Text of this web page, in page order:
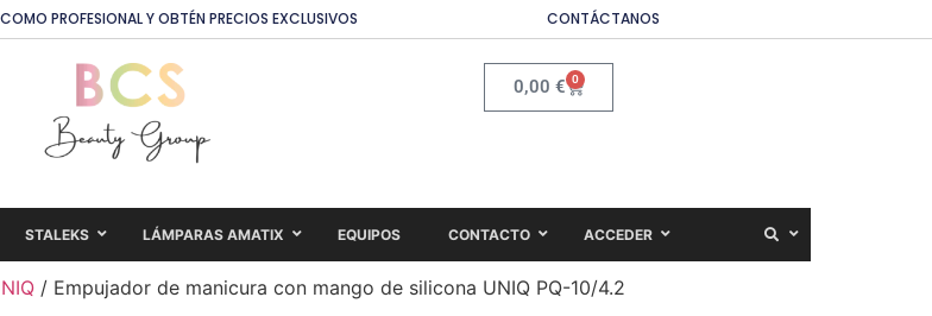
PROFESIONAL Y OBTÉN PRECIOS EXCLUSIVOS CONTÁCTANOS
0,00 € 0
STALEKS LÁMPARAS AMATIX EQUIPOS CONTACTO ACCEDER
/ Empujador de manicura con mango de silicona UNIQ PQ-10/4.2